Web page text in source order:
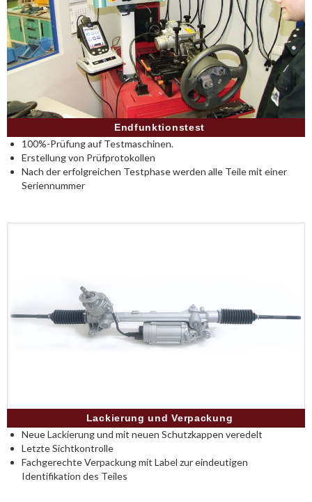
Endfunktionstest
100%-Prüfung auf Testmaschinen.
Erstellung von Prüfprotokollen
Nach der erfolgreichen Testphase werden alle Teile mit einer
Seriennummer
Lackierung und Verpackung
Neue Lackierung und mit neuen Schutzkappen veredelt
Letzte Sichtkontrolle
Fachgerechte Verpackung mit Label zur eindeutigen
Identifikation des Teiles